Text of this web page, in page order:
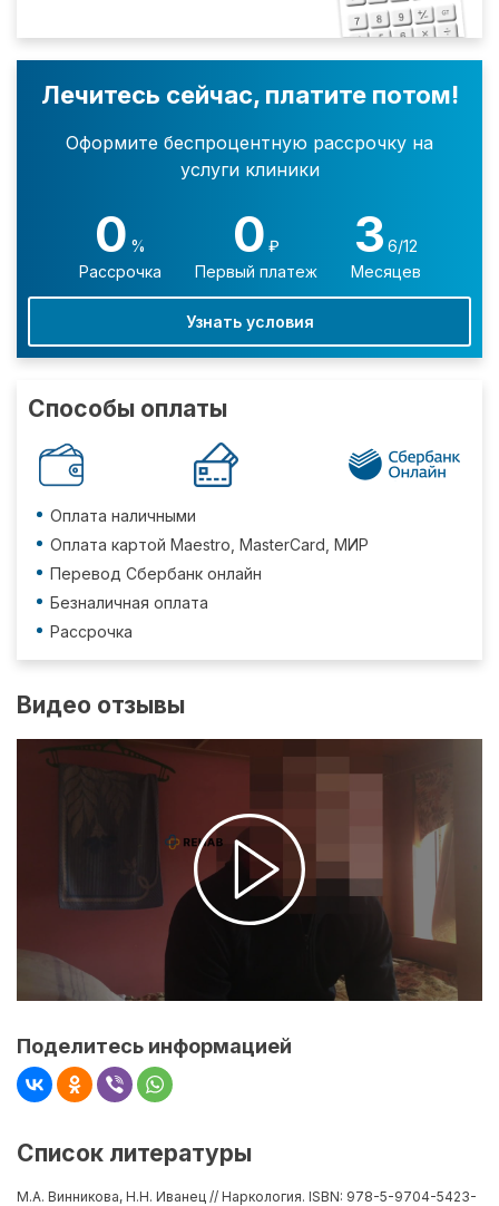
Лечитесь сейчас, платите потом!
Оформите беспроцентную рассрочку на
услуги клиники
0 %
Рассрочка
0 ₽
Первый платеж
3 6/12
Месяцев
Узнать условия
Способы оплаты
Оплата наличными
Оплата картой Maestro, MasterCard, МИР
Перевод Сбербанк онлайн
Безналичная оплата
Рассрочка
Видео отзывы
Поделитесь информацией
Список литературы
М.А. Винникова, Н.Н. Иванец // Наркология. ISBN: 978-5-9704-5423-